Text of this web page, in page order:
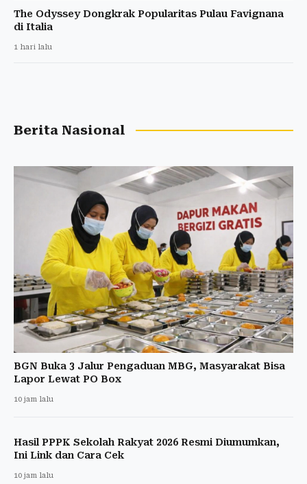
The Odyssey Dongkrak Popularitas Pulau Favignana
di Italia
1 hari lalu
Berita Nasional
BGN Buka 3 Jalur Pengaduan MBG, Masyarakat Bisa
Lapor Lewat PO Box
10 jam lalu
Hasil PPPK Sekolah Rakyat 2026 Resmi Diumumkan,
Ini Link dan Cara Cek
10 jam lalu